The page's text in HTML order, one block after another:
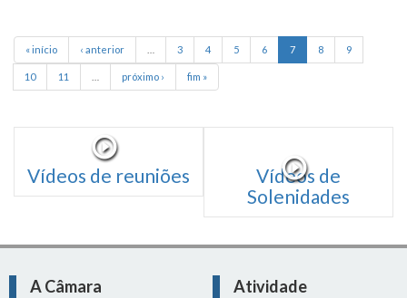
« início ‹ anterior 3 4 5 6 7 8 9
10 11 próximo › fim »
Vídeos de reuniões
Vídeos de
Solenidades
A Câmara
Atividade